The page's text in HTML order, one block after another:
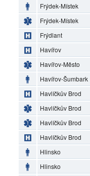
Frýdek-Místek
Frýdek-Místek
Frýdlant
Havířov
Havířov-Město
Havířov-Šumbark
Havlíčkův Brod
Havlíčkův Brod
Havlíčkův Brod
Havlíčkův Brod
Hlinsko
Hlinsko